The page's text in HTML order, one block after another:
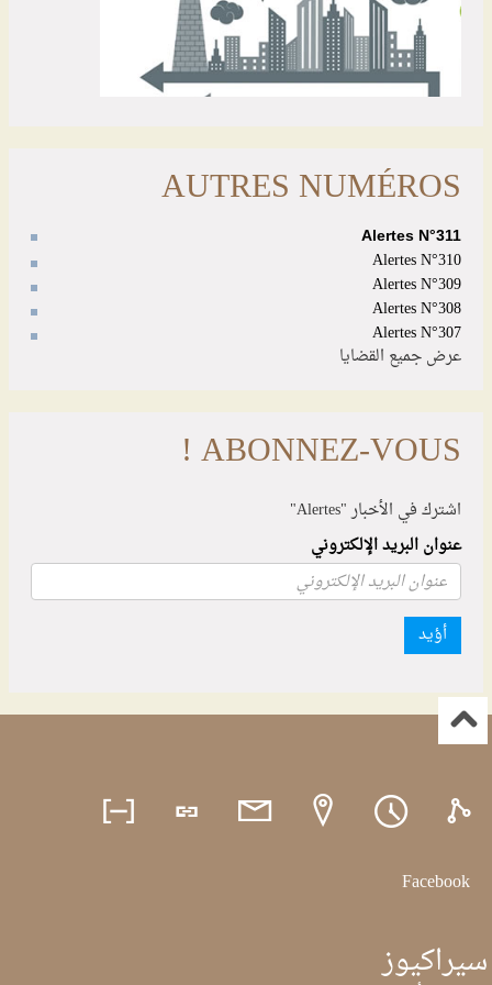
AUTRES NUMÉROS
Alertes N°311
Alertes N°310
Alertes N°309
Alertes N°308
Alertes N°307
عرض جميع القضايا
ABONNEZ-VOUS !
اشترك في الأخبار "Alertes"
عنوان البريد الإلكتروني
أؤيد
Facebook
سيراكيوز